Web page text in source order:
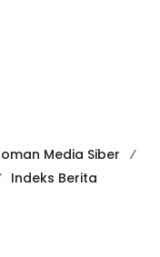
Media Siber
Indeks Berita